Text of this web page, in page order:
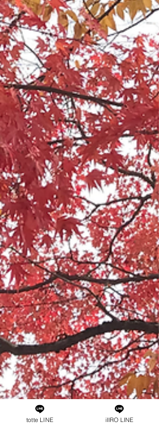
totte LINE iIIRO LINE